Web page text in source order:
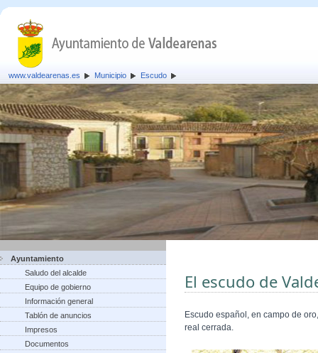
www.valdearenas.es Municipio Escudo
Ayuntamiento
Saludo del alcalde
Equipo de gobierno
Información general
Tablón de anuncios
Impresos
Documentos
El escudo de
Escudo español, en campo de
real cerrada.